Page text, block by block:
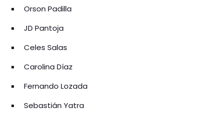
Orson Padilla
JD Pantoja
Celes Salas
Carolina Díaz
Fernando Lozada
Sebastián Yatra